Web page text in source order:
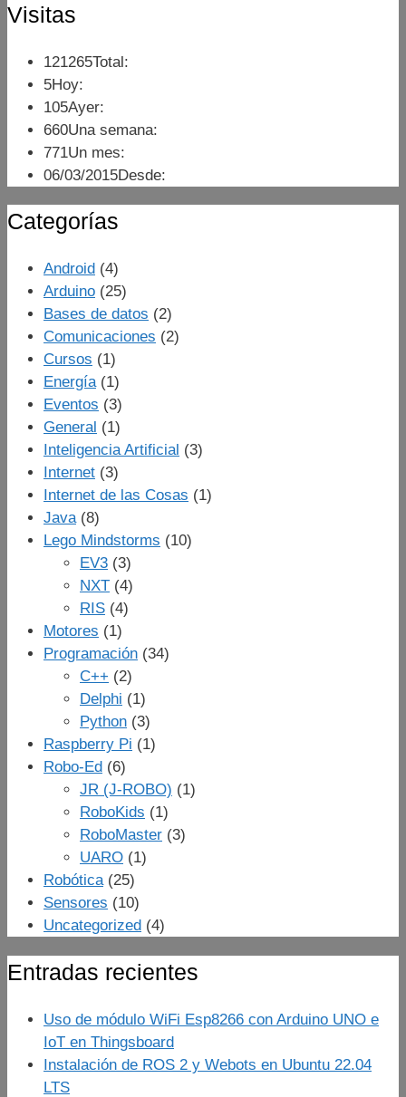
Visitas
121265Total:
5Hoy:
105Ayer:
660Una semana:
771Un mes:
06/03/2015Desde:
Categorías
Android (4)
Arduino (25)
Bases de datos (2)
Comunicaciones (2)
Cursos (1)
Energía(1)
Eventos (3)
General (1)
Inteligencia Artificial (3)
Internet (3)
Internet de las Cosas (1)
Java(8)
Lego Mindstorms (10)
EV3 (3)
NXT (4)
RIS (4)
Motores (1)
Programación (34)
C++ (2)
Delphi (1)
Python (3)
Raspberry Pi (1)
Robo-Ed (6)
JR (J-ROBO) (1)
RoboKids (1)
RoboMaster (3)
UARO (1)
Robótica(25)
Sensores (10)
Uncategorized (4)
Entradas recientes
Uso de módulo WiFi Esp8266 con Arduino UNO e
IoT en Thingsboard
Instalación de ROS 2 y Webots en Ubuntu 22.04
LTS